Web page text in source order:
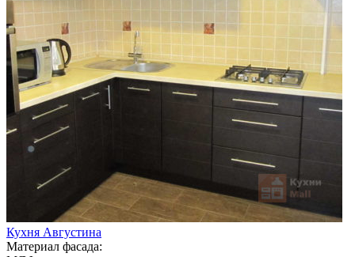
Кухня Августина
Материал фасада: